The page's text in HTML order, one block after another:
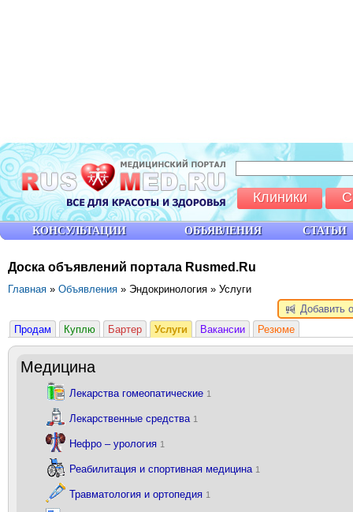
Доска объявлений портала Rusmed.Ru
Главная » Объявления » Эндокринология » Услуги
Добавить
Продам
Куплю Бартер Услуги Вакансии Резюме
Медицина
Лекарства гомеопатические 1
Лекарственные средства 1
Нефро – урология 1
Реабилитация и спортивная медицина 1
Травматология и ортопедия 1
КОНСУЛЬТАЦИИ ОБЪЯВЛЕНИЯ СТАТЬИ
Клиники